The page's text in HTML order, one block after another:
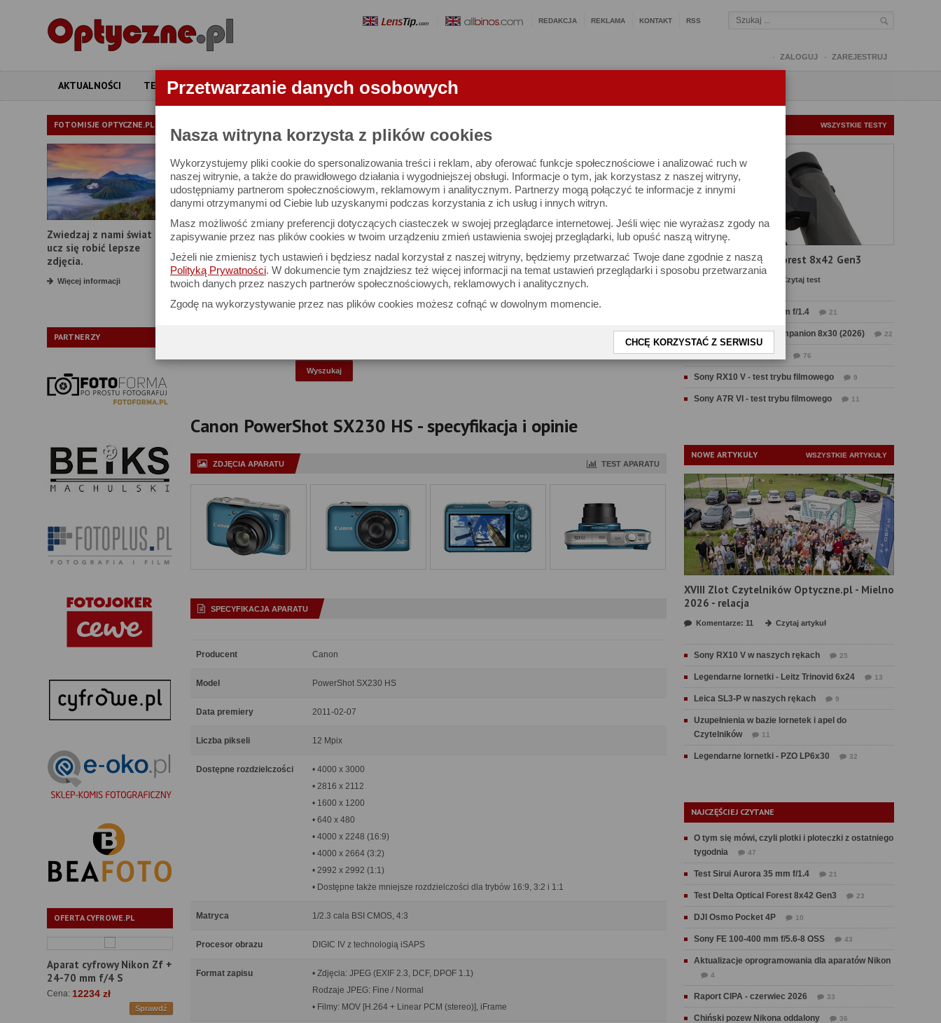
Przetwarzanie danych osobowych
Nasza witryna korzysta z plików cookies
Wykorzystujemy pliki cookie do spersonalizowania treści i reklam, aby oferować funkcje społecznościowe i analizować ruch w
naszej witrynie, a także do prawidłowego działania i wygodniejszej obsługi. Informacje o tym, jak korzystasz z naszej witryny,
udostępniamy partnerom społecznościowym, reklamowym i analitycznym. Partnerzy mogą połączyć te informacje z innymi
danymi otrzymanymi od Ciebie lub uzyskanymi podczas korzystania z ich usług i innych witryn.
Masz możliwość zmiany preferencji dotyczących ciasteczek w swojej przeglądarce internetowej. Jeśli więc nie wyrażasz zgody na
zapisywanie przez nas plików cookies w twoim urządzeniu zmień ustawienia swojej przeglądarki, lub opuść naszą witrynę.
Jeżeli nie zmienisz tych ustawień i będziesz nadal korzystał z naszej witryny, będziemy przetwarzać Twoje dane zgodnie z naszą
Polityką Prywatności. W dokumencie tym znajdziesz też więcej informacji na temat ustawień przeglądarki i sposobu przetwarzania
twoich danych przez naszych partnerów społecznościowych, reklamowych i analitycznych.
Zgodę na wykorzystywanie przez nas plików cookies możesz cofnąć w dowolnym momencie.
CHCĘ KORZYSTAĆ Z SERWISU
REDAKCJA REKLAMA KONTAKT RSS
ZALOGUJ ZAREJESTRUJ
AKTUALNOŚCI TESTY ARTYKUŁY APARATY OBIEKTYWY LORNETKI
FOTOMISJE OPTYCZNE.PL
Zwiedzaj z nami świat i
ucz się robić lepsze
zdjęcia.
Więcej informacji
PARTNERZY
OFERTA CYFROWE.PL
Aparat cyfrowy Nikon Zf +
24-70 mm f/4 S
Cena: 12234 zł
Sprawdź
APARATY
W bazie znajduje się 2455 aparatów i 10741 ocen.
Możesz też zrobić
własne porównanie aparatów
Porównaj aparaty
Proszę podać interesujące Cię parametry
Producent:
Model:
Rozdzielczość:
Zoom optyczny:
Canon PowerShot SX230 HS - specyfikacja i opinie
ZDJĘCIA APARATU TEST APARATU
SPECYFIKACJA APARATU
Producent Canon
Model PowerShot SX230 HS
Data premiery 2011-02-07
Liczba pikseli 12 Mpix
Dostępne rozdzielczości
• 4000 x 3000
• 2816 x 2112
• 1600 x 1200
• 640 x 480
• 4000 x 2248 (16:9)
• 4000 x 2664 (3:2)
• 2992 x 2992 (1:1)
• Dostępne także mniejsze rozdzielczości dla trybów 16:9, 3:2 i 1:1
Matryca 1/2.3 cala BSI CMOS, 4:3
Procesor obrazu DIGIC IV z technologią iSAPS
Format zapisu
• Zdjęcia: JPEG (EXIF 2.3, DCF, DPOF 1.1)
Rodzaje JPEG: Fine / Normal
• Filmy: MOV [H.264 + Linear PCM (stereo)], iFrame
WSZYSTKIE TESTY
Test Delta Optical Forest 8x42 Gen3
Czytaj test
Test Sirui Aurora 35 mm f/1.4 21
Test Swarovski CL Companion 8x30 (2026) 22
Test Fujifilm GFX 100 II 76
Sony RX10 V - test trybu filmowego 9
Sony A7R VI - test trybu filmowego 11
NOWE ARTYKUŁY WSZYSTKIE ARTYKUŁY
XVIII Zlot Czytelników Optyczne.pl - Mielno
2026 - relacja
Komentarze: 11 Czytaj artykuł
Sony RX10 V w naszych rękach 25
Legendarne lornetki - Leitz Trinovid 6x24 13
Leica SL3-P w naszych rękach 9
Uzupełnienia w bazie lornetek i apel do
Czytelników
11
Legendarne lornetki - PZO LP6x30 32
NAJCZĘŚCIEJ CZYTANE
O tym się mówi, czyli plotki i ploteczki z ostatniego
tygodnia
47
Test Sirui Aurora 35 mm f/1.4 21
Test Delta Optical Forest 8x42 Gen3 23
DJI Osmo Pocket 4P 10
Sony FE 100-400 mm f/5.6-8 OSS 43
Aktualizacje oprogramowania dla aparatów Nikon
4
Raport CIPA - czerwiec 2026 33
Chiński pozew Nikona oddalony 36